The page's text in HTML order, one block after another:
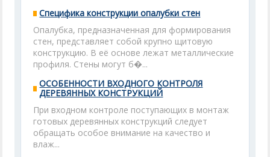
Специфика конструкции опалубки стен
Опалубка, предназначенная для формирования
стен, представляет собой крупно щитовую
конструкцию. В её основе лежат металлические
профиля. Стены могут б�...
ОСОБЕННОСТИ ВХОДНОГО КОНТРОЛЯ
ДЕРЕВЯННЫХ КОНСТРУКЦИЙ
При входном контроле поступающих в монтаж
готовых деревянных конструкций следует
обращать особое внимание на качество и
влаж...